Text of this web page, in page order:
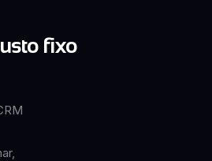
fixo